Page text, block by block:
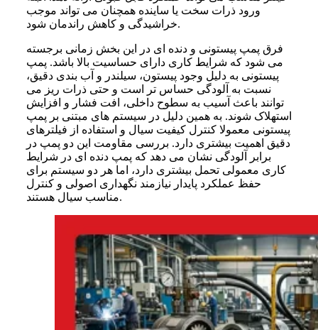
ورود ذرات سخت یا ساینده همچنان می تواند موجب
خراشیدگی و کاهش راندمان شود.
فرق پمپ پیستونی و دنده ای در این بخش زمانی برجسته
می شود که شرایط کاری دارای حساسیت بالا باشد. پمپ
پیستونی به دلیل وجود پیستون، سیلندر و آب بندی دقیق،
نسبت به آلودگی حساس تر است و حتی ذرات ریز می
توانند باعث آسیب به سطوح داخلی، افت فشار و افزایش
استهلاک شوند. به همین دلیل در سیستم های مبتنی بر پمپ
پیستونی معمولا کنترل کیفیت سیال و استفاده از فیلترهای
دقیق اهمیت بیشتری دارد. بررسی مقاومت این دو پمپ در
برابر آلودگی نشان می دهد که پمپ دنده ای در شرایط
کاری معمولی تحمل بیشتری دارد، اما هر دو سیستم برای
حفظ عملکرد پایدار نیازمند نگهداری اصولی و کنترل
مناسب سیال هستند.